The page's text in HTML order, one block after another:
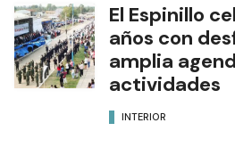
El Espinillo
años con
amplia
actividades
INTERIOR